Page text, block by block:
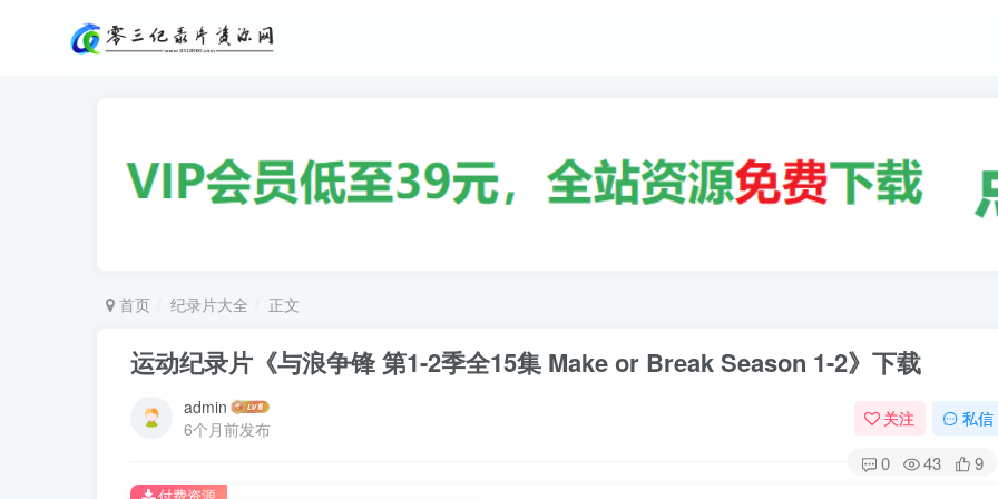
首页 纪录片大全 正文
运动纪录片《与浪争锋 第1-2季全15集 Make or Break Season 1-2》下载
admin
6个月前发布
关注 私信
0 43 9